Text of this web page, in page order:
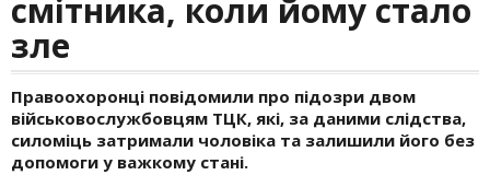
смітника, коли йому стало
зле
Правоохоронці повідомили про підозри двом
військовослужбовцям ТЦК, які, за даними слідства,
силоміць затримали чоловіка та залишили його без
допомоги у важкому стані.